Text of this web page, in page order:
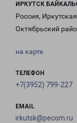
ИРКУТСК
Россия,
Октябрьский
на карте
ТЕЛЕФОН
+7(3952) 799-227
EMAIL
irkutsk@pecom.ru